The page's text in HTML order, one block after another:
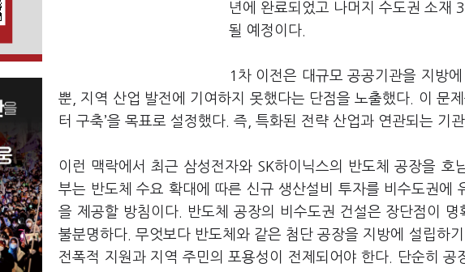
년에 완료되었고 나머지 수도권 소재
될 예정이다.
1차 이전은 대규모 공공기관을 지방
뿐, 지역 산업 발전에 기여하지 못했다는 단점을 노출했다. 이 문
터 구축’을 목표로 설정했다. 즉, 특화된 전략 산업과 연관되는 기
이런 맥락에서 최근 삼성전자와 SK하이닉스의 반도체 공장을
부는 반도체 수요 확대에 따른 신규 생산설비 투자를 비수도권에
을 제공할 방침이다. 반도체 공장의 비수도권 건설은 장단점이
불분명하다. 무엇보다 반도체와 같은 첨단 공장을 지방에 설립하
전폭적 지원과 지역 주민의 포용성이 전제되어야 한다. 단순히